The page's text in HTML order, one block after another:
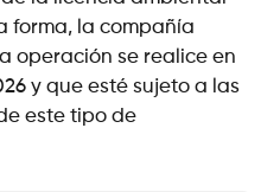
forma, la compañía
operación se realice en
y que esté sujeto a las
este tipo de